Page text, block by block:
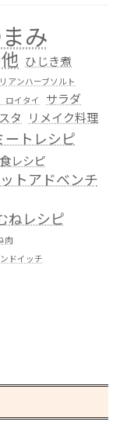
み
ひじき煮
アンハーブソルト
ロイタイ サラダ
タ
リメイク料理
ートレシピ
レシピ
トアドベンチ
ねレシピ
肉
ドイッチ